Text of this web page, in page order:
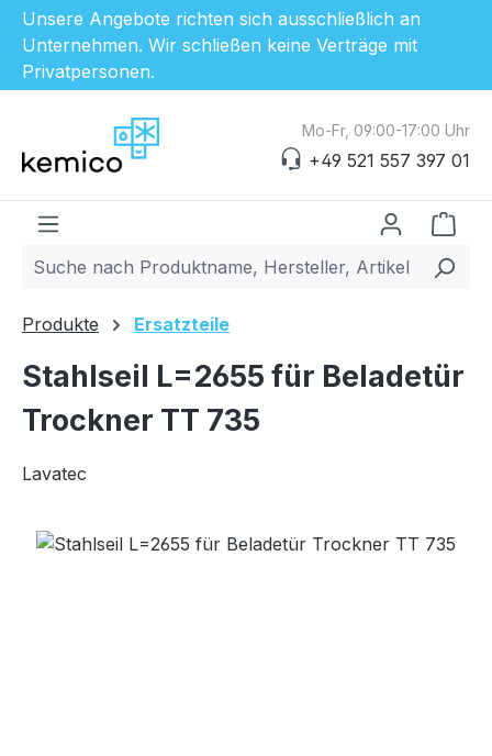
Unsere Angebote richten sich ausschließlich an
Unternehmen. Wir schließen keine Verträge mit
Privatpersonen.
Zum Hauptinhalt springen
Mo-Fr, 09:00-17:00 Uhr
+49 521 557 397 01
Produkte Ersatzteile
Stahlseil L=2655 für Beladetür
Trockner TT 735
Lavatec
Bildergalerie überspringen